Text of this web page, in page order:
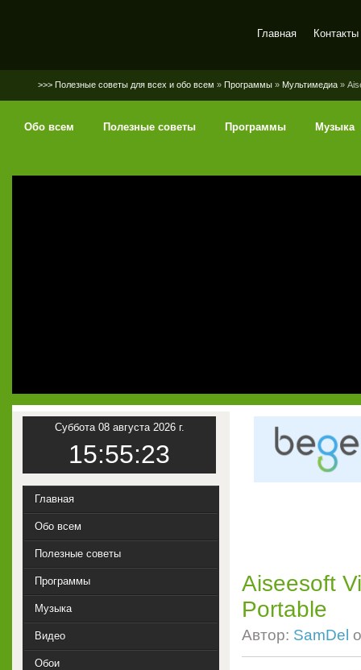
Главная Контакты
>>> Полезные советы для всех и обо всем » Программы » Мультимедиа »
Обо всем Полезные советы Программы Музыка
Aiseesoft
Portable
Автор: SamDel
Суббота 08 августа 2026 г.
15:55:24
Главная
Обо всем
Полезные советы
Программы
Музыка
Видео
Обои